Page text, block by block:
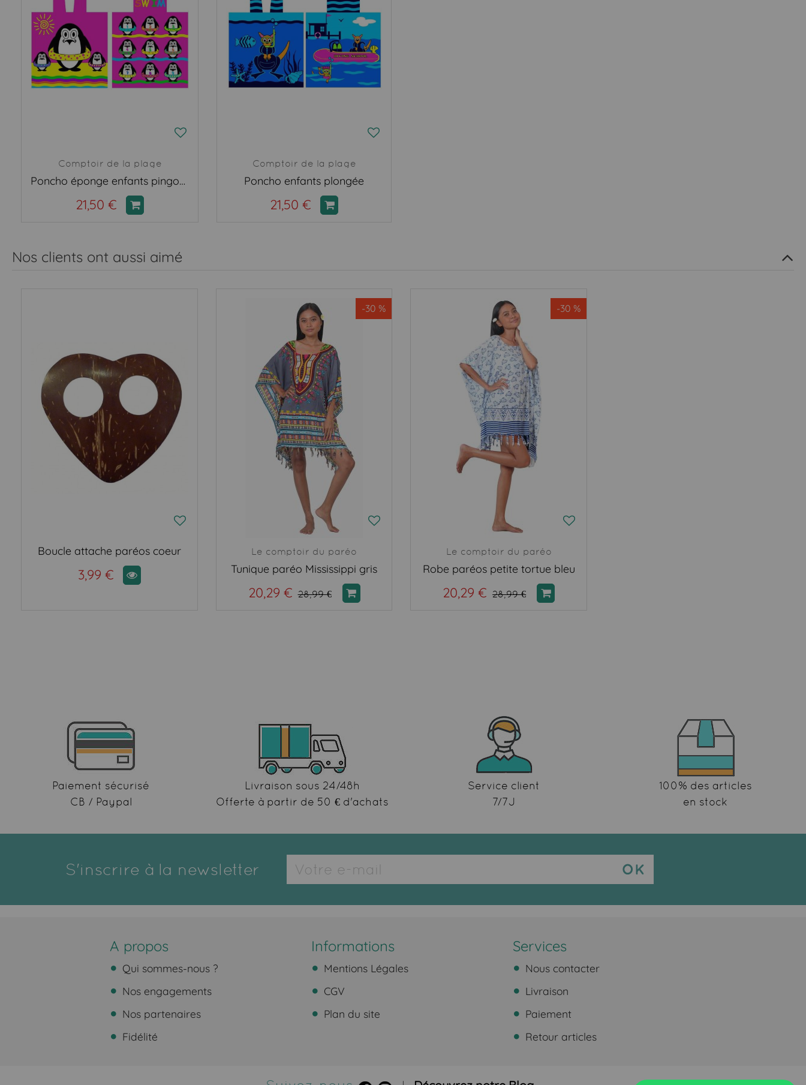
Comptoir de la plage
Poncho éponge enfants pingouin
21,50 €
Comptoir de la plage
Poncho enfants plongée
21,50 €
Nos clients ont aussi aimé
Boucle attache paréos coeur
3,99 €
-30 %
Le comptoir du paréo
Tunique paréo Mississippi gris
20,29 € 28,99 €
-30 %
Le comptoir du paréo
Robe paréos petite tortue bleu
20,29 € 28,99 €
Paiement sécurisé
CB / Paypal
Livraison sous 24/48h
Offerte à partir de 50 € d'achats
Service client
7/7J
100% des articles
en stock
S'inscrire à la newsletter
A propos
Qui sommes-nous ?
Nos engagements
Nos partenaires
Fidélité
Informations
Mentions Légales
CGV
Plan du site
Services
Nous contacter
Livraison
Paiement
Retour articles